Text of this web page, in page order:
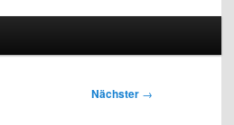
Nächster →